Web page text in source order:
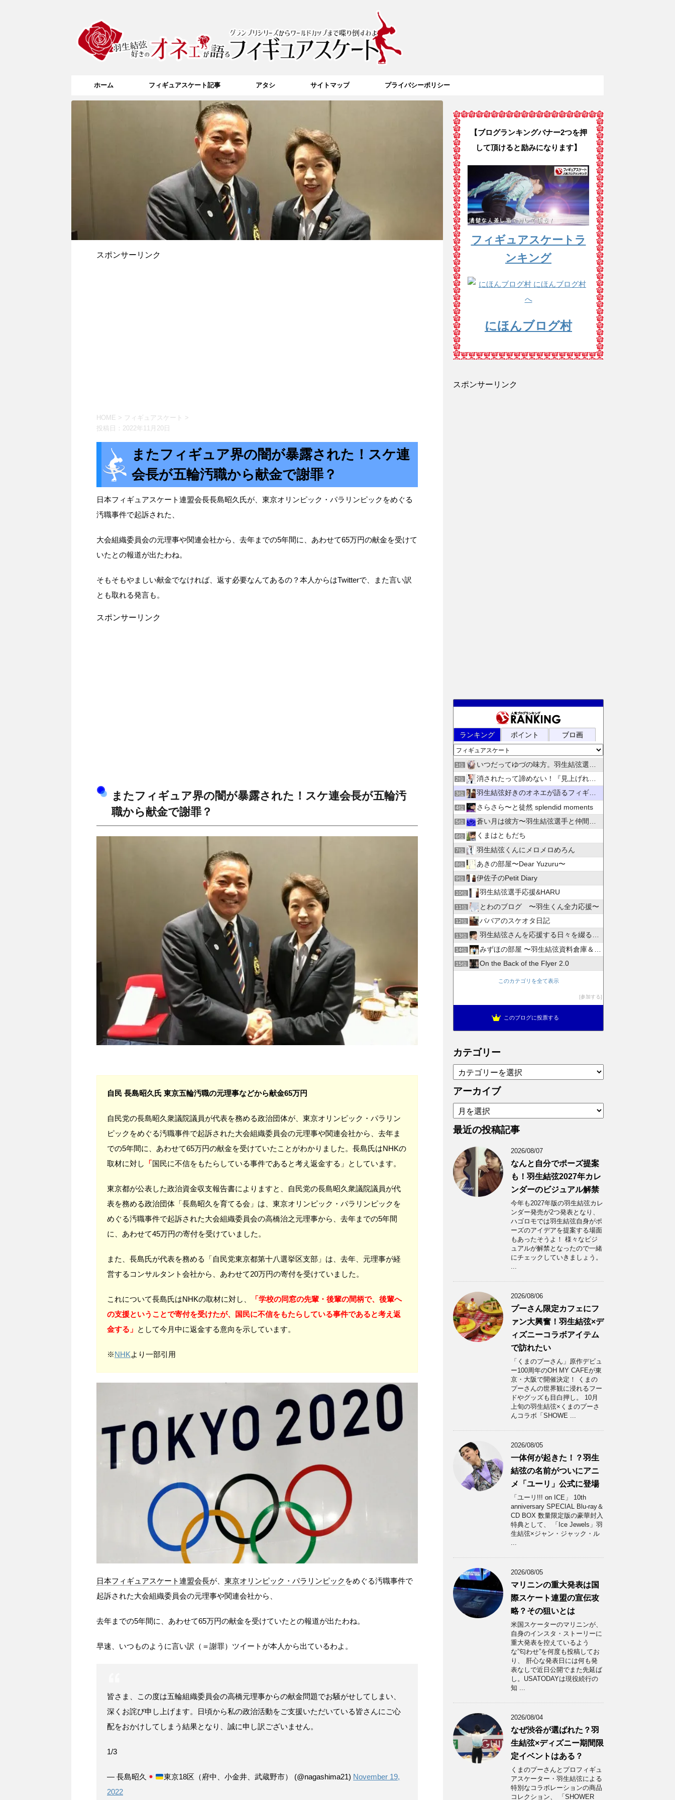
ホーム フィギュアスケート記事 アタシ サイトマップ プライバシーポリシー
スポンサーリンク
HOME > フィギュアスケート
>
投稿日： 2022年11月20日
またフィギュア界の闇が暴露された！スケ連
会長が五輪汚職から献金で謝罪？
日本フィギュアスケート連盟会長長島昭久氏が、東京オリンピック・パラリンピックをめぐる
汚職事件で起訴された、
大会組織委員会の元理事や関連会社から、去年までの5年間に、あわせて65万円の献金を受けて
いたとの報道が出たわね。
そもそもやましい献金でなければ、返す必要なんてあるの？本人からはTwitterで、また言い訳
とも取れる発言も。
スポンサーリンク
またフィギュア界の闇が暴露された！スケ連会長が五輪汚
職から献金で謝罪？
自民 長島昭久氏 東京五輪汚職の元理事などから献金65万円
自民党の長島昭久衆議院議員が代表を務める政治団体が、東京オリンピック・パラリン
ピックをめぐる汚職事件で起訴された大会組織委員会の元理事や関連会社から、去年ま
での5年間に、あわせて65万円の献金を受けていたことがわかりました。長島氏はNHKの
取材に対し
「国民に不信をもたらしている事件であると考え返金する」としています。
東京都が公表した政治資金収支報告書によりますと、自民党の長島昭久衆議院議員が代
表を務める政治団体「長島昭久を育てる会」は、東京オリンピック・パラリンピックを
めぐる汚職事件で起訴された大会組織委員会の高橋治之元理事から、去年までの5年間
に、あわせて45万円の寄付を受けていました。
また、長島氏が代表を務める「自民党東京都第十八選挙区支部」は、去年、元理事が経
営するコンサルタント会社から、あわせて20万円の寄付を受けていました。
これについて長島氏はNHKの取材に対し、
「学校の同窓の先輩・後輩の間柄で、後輩へ
の支援ということで寄付を受けたが、国民に不信をもたらしている事件であると考え返
金する」 として今月中に返金する意向を示しています。
※NHKより一部引用
日本フィギュアスケート連盟会長が、 東京オリンピック・パラリンピック をめぐる汚職事件で
起訴された大会組織委員会の元理事や関連会社から、
去年までの5年間に、あわせて65万円の献金を受けていたとの報道が出たわね。
早速、いつものように言い訳（＝謝罪）ツイートが本人から出ているわよ。
皆さま、この度は五輪組織委員会の高橋元理事からの献金問題でお騒がせしてしまい、
深くお詫び申し上げます。日頃から私の政治活動をご支援いただいている皆さんにご心
配をおかけしてしまう結果となり、誠に申し訳ございません。
1/3
— 長島昭久 東京18区（府中、小金井、武蔵野市） (@nagashima21) November 19,
2022
【ブログランキングバナー2つを押
して頂けると励みになります】
フィギュアスケートラ
ンキング
にほんブログ村
スポンサーリンク
ランキング ポイント ブロ画
1位 いつだってゆづの味方。羽生結弦選手応援団 紫色のブログ
2位 消されたって諦めない！『見上げれば、青空 』別館
3位 羽生結弦好きのオネエが語るフィギュアスケート
4位 さらさら〜と徒然 splendid moments
5位 蒼い月は彼方〜羽生結弦選手と仲間たちの日々を花束にして〜
6位 くまはともだち
7位 羽生結弦くんにメロメロめろん
8位 あきの部屋〜Dear Yuzuru〜
9位 伊佐子のPetit Diary
10位 羽生結弦選手応援&HARU
11位 とわのブログ 〜羽生くん全力応援〜
12位 ババアのスケオタ日記
13位 羽生結弦さんを応援する日々を綴るブログ
14位 みずほの部屋 〜羽生結弦資料倉庫＆徒然日記〜
15位 On the Back of the Flyer 2.0
このカテゴリを全て表示
参加する
このブログに投票する
カテゴリー
テ
ゴ
ー
アーカイブ
ア
ー
カ
最近の投稿記事
2026/08/07
なんと自分でポーズ提案
も！羽生結弦2027年カレ
ンダーのビジュアル解禁
今年も2027年版の羽生結弦カレ
ンダー発売が2つ発表となり、
ハゴロモでは羽生結弦自身がポ
ーズのアイデアを提案する場面
もあったそうよ！ 様々なビジ
ュアルが解禁となったので一緒
にチェックしていきましょう。
...
2026/08/06
プーさん限定カフェにフ
ァン大興奮！羽生結弦×デ
ィズニーコラボアイテム
で訪れたい
「くまのプーさん」原作デビュ
ー100周年のOH MY CAFEが東
京・大阪で開催決定！ くまの
プーさんの世界観に浸れるフー
ドやグッズも目白押し。 10月
上旬の羽生結弦×くまのプーさ
んコラボ「SHOWE ...
2026/08/05
一体何が起きた！？羽生
結弦の名前がついにアニ
メ「ユーリ」公式に登場
「ユーリ!!! on ICE」 10th
anniversary SPECIAL Blu-ray＆
CD BOX 数量限定版の豪華封入
特典として、 「Ice Jewels」羽
生結弦×ジャン・ジャック・ル
...
2026/08/05
マリニンの重大発表は国
際スケート連盟の宣伝攻
略？その狙いとは
米国スケーターのマリニンが、
自身のインスタ・ストーリーに
重大発表を控えているよう
な”匂わせ”を何度も投稿してお
り、 肝心な発表日には何も発
表なしで近日公開でまた先延ば
し。USATODAYは現役続行の
知 ...
2026/08/04
なぜ渋谷が選ばれた？羽
生結弦×ディズニー期間限
定イベントはある？
くまのプーさんとプロフィギュ
アスケーター・羽生結弦による
特別なコラボレーションの商品
コレクション、 「SHOWER